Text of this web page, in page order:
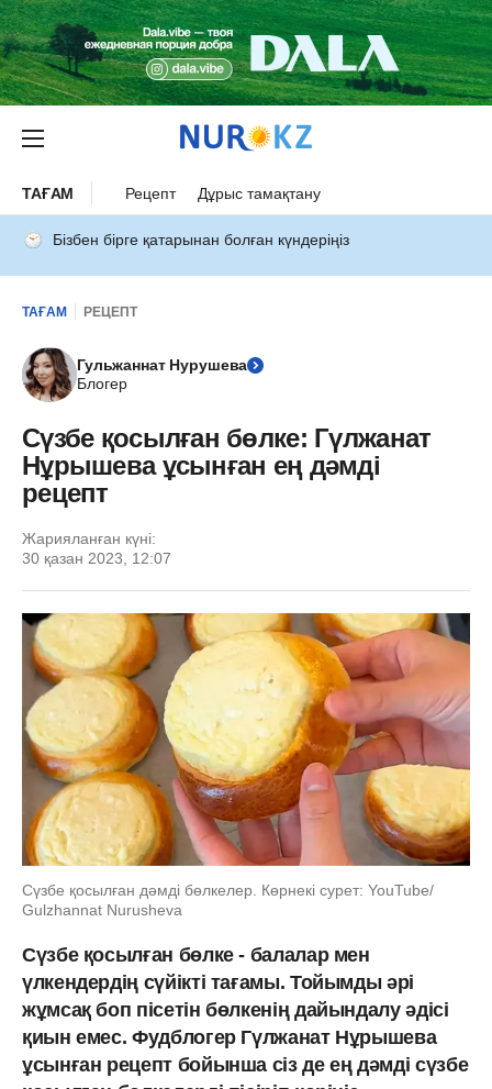
ТАҒАМ Рецепт Дұрыс тамақтану
Бізбен бірге қатарынан болған күндеріңіз
ТАҒАМ РЕЦЕПТ
Гульжаннат Нурушева
Блогер
Сүзбе қосылған бөлке: Гүлжанат
Нұрышева ұсынған ең дәмді
рецепт
Жарияланған күні:
30 қазан 2023, 12:07
Сүзбе қосылған дәмді бөлкелер. Көрнекі сурет: YouTube/
Gulzhannat Nurusheva
Сүзбе қосылған бөлке - балалар мен
үлкендердің сүйікті тағамы. Тойымды әрі
жұмсақ боп пісетін бөлкенің дайындалу әдісі
қиын емес. Фудблогер Гүлжанат Нұрышева
ұсынған рецепт бойынша сіз де ең дәмді сүзбе